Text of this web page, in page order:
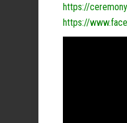
https://
https://